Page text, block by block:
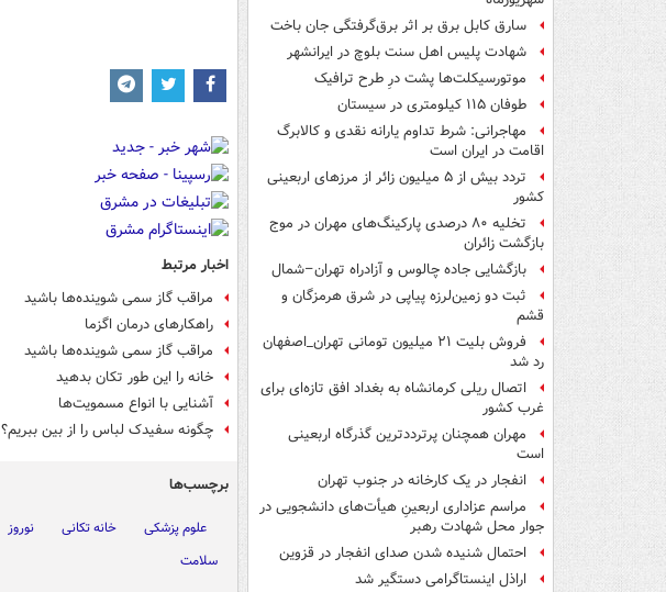
سارق کابل برق بر اثر برق‌گرفتگی جان باخت
شهادت پلیس اهل سنت بلوچ در ایرانشهر
موتورسیکلت‌ها پشت درِ طرح ترافیک
طوفان ۱۱۵ کیلومتری در سیستان
مهاجرانی: شرط تداوم یارانه نقدی و کالابرگ
اقامت در ایران است
تردد بیش از ۵ میلیون زائر از مرزهای اربعینی
کشور
تخلیه ۸۰ درصدی پارکینگ‌های مهران در موج
بازگشت زائران
بازگشایی جاده چالوس و آزادراه تهران–شمال
ثبت دو زمین‌لرزه پیاپی در شرق هرمزگان و
قشم
فروش بلیت ۲۱ میلیون تومانی تهران_اصفهان
رد شد
اتصال ریلی کرمانشاه به بغداد افق تازه‌ای برای
غرب کشور
مهران همچنان پرترددترین گذرگاه اربعینی
است
انفجار در یک کارخانه در جنوب تهران
مراسم عزاداری اربعینِ هیأت‌های دانشجویی در
جوار محل شهادت رهبر
احتمال شنیده شدن صدای انفجار در قزوین
اراذل اینستاگرامی دستگیر شد
اخبار مرتبط
مراقب گاز سمی شوینده‌ها باشید
راهکارهای درمان اگزما
مراقب گاز سمی شوینده‌ها باشید
خانه را این طور تکان بدهید
آشنایی با انواع مسمویت‌ها
چگونه سفیدک لباس را از بین ببریم؟
برچسب‌ها
علوم پزشکی خانه تکانی نوروز
سلامت